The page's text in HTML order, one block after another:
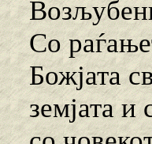
Со
Божјата
земјата и